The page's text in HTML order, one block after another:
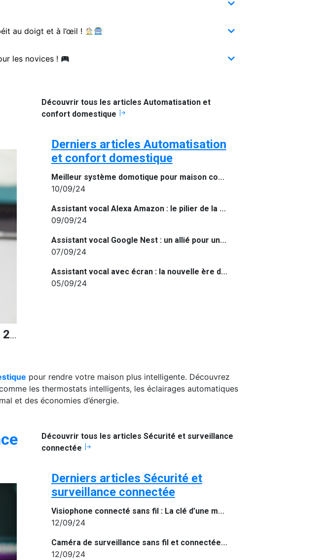
au doigt et à l’œil !
les novices !
Quels sont les meilleurs assistants vocaux de 2024 ?
Découvrir tous les articles Automatisation et
confort domestique
Derniers articles Automatisation
et confort domestique
Meilleur système domotique pour maison connectée
10/09/24
Assistant vocal Alexa Amazon : le pilier de la maison connectée
09/09/24
Assistant vocal Google Nest : un allié pour une maison connectée et intelligente
07/09/24
Assistant vocal avec écran : la nouvelle ère de la maison connectée
05/09/24
pour rendre votre maison plus intelligente. Découvrez
les thermostats intelligents, les éclairages automatiques
et des économies d’énergie.
Découvrir tous les articles Sécurité et surveillance
connectée
Derniers articles Sécurité et
surveillance connectée
Visiophone connecté sans fil : La clé d’une maison connectée et sécurisée
12/09/24
Caméra de surveillance sans fil et connectée à internet : Sécurisez votre maison intelligemment
12/09/24